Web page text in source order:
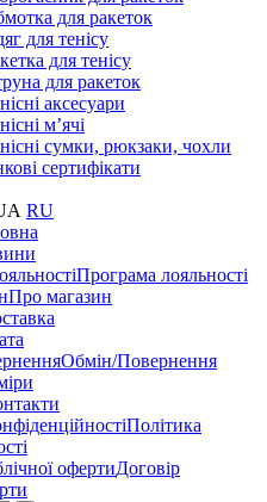
для ракеток
для тенісу
для тенісу
для ракеток
аксесуари
мʼячі
сумки, рюкзаки, чохли
сертифікати
RU
Програма лояльності
Про магазин
Обмін/Повернення
Політика
Договір